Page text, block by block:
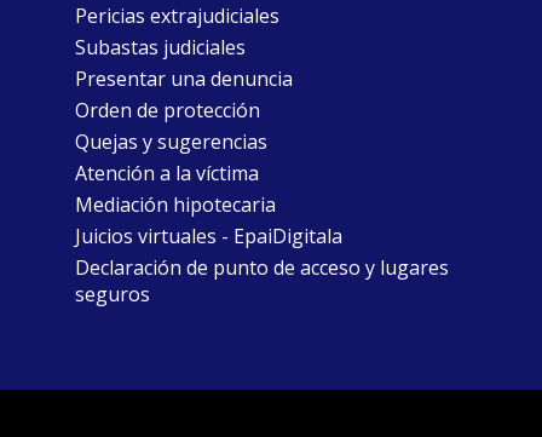
Pericias extrajudiciales
Subastas judiciales
Presentar una denuncia
Orden de protección
Quejas y sugerencias
Atención a la víctima
Mediación hipotecaria
Juicios virtuales - EpaiDigitala
Declaración de punto de acceso y lugares
seguros